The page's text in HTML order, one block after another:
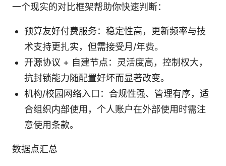
一个现实的对比框架帮助你快速判断：
预算友好付费服务：稳定性高，更新频率与技
术支持更扎实，但需接受月/年费。
开源协议 + 自建节点：灵活度高，控制权大，
抗封锁能力随配置好坏而显著改变。
机构/校园网络入口：合规性强、管理有序，适
合组织内部使用，个人账户在外部使用时需注
意使用条款。
数据点汇总